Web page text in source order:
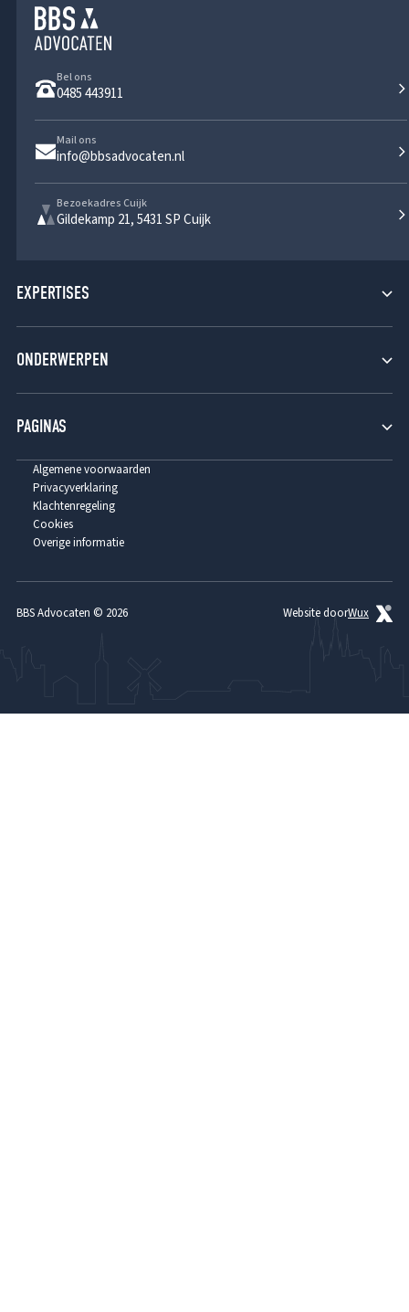
Bel ons
0485 443911
Mail ons
info@bbsadvocaten.nl
Bezoekadres Cuijk
Gildekamp 21, 5431 SP Cuijk
EXPERTISES
Aansprakelijkheidsrecht
Contractenrecht
ONDERWERPEN
Brand
Opzet en eigen schuld
Clausules
Beredding
PAGINAS
Home
Tarieven
Over ons
Algemene voorwaarden
Privacyverklaring
Klachtenregeling
Cookies
Overige informatie
BBS Advocaten © 2026 Website doorWux